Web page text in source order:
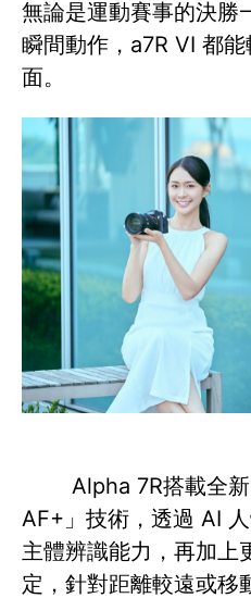
無論是運動賽事的決勝
瞬間動作，a7R VI 都
面。
Alpha 7R搭載全新
AF+」技術，透過 AI
主體辨識能力，再加上
定，針對距離較遠或移